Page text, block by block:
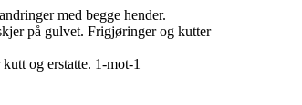
med begge hender.
på gulvet. Frigjøringer og kutter
og erstatte. 1-mot-1